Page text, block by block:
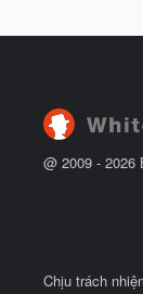
@ 2009 - 2026
Chịu trách